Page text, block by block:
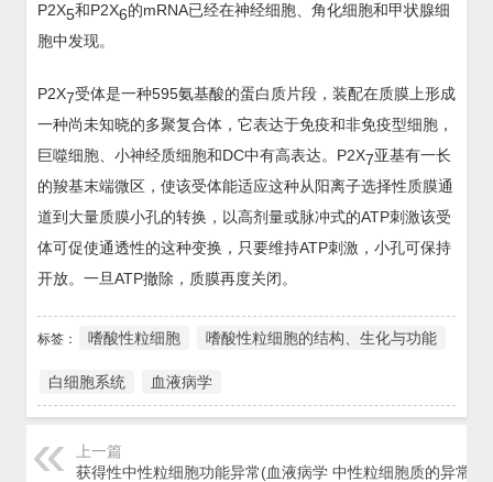
P2X5和P2X6的mRNA已经在神经细胞、角化细胞和甲状腺细
胞中发现。
P2X7受体是一种595氨基酸的蛋白质片段，装配在质膜上形成
一种尚未知晓的多聚复合体，它表达于免疫和非免疫型细胞，
巨噬细胞、小神经质细胞和DC中有高表达。P2X7亚基有一长
的羧基末端微区，使该受体能适应这种从阳离子选择性质膜通
道到大量质膜小孔的转换，以高剂量或脉冲式的ATP刺激该受
体可促使通透性的这种变换，只要维持ATP刺激，小孔可保持
开放。一旦ATP撤除，质膜再度关闭。
标签： 嗜酸性粒细胞 嗜酸性粒细胞的结构、生化与功能
白细胞系统 血液病学
上一篇
获得性中性粒细胞功能异常(血液病学 中性粒细胞质的异常)